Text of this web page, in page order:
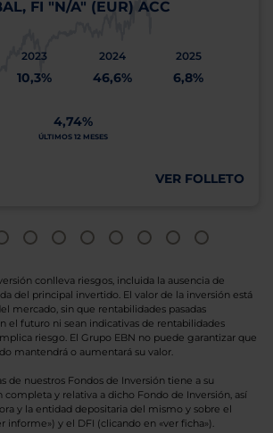
FI "N/A" (EUR) ACC
2023
10,3%
2024
46,6%
2025
6,8%
4,74%
ÚLTIMOS 12 MESES
VER FOLLETO
conlleva riesgos, incluida la ausencia de
del principal invertido. El valor de la inversión está
mercado, sin que rentabilidades pasadas
el futuro ni sean indicativas de rentabilidades
riesgo. El Grupo EBN no puede garantizar que
mantendrá o aumentará su valor.
de nuestros Fondos de Inversión tiene a su
y relativa a dicho Fondo de Inversión, así
y la entidad depositaria del mismo y sobre el
informe») y el DFI (clicando en «ver ficha»).